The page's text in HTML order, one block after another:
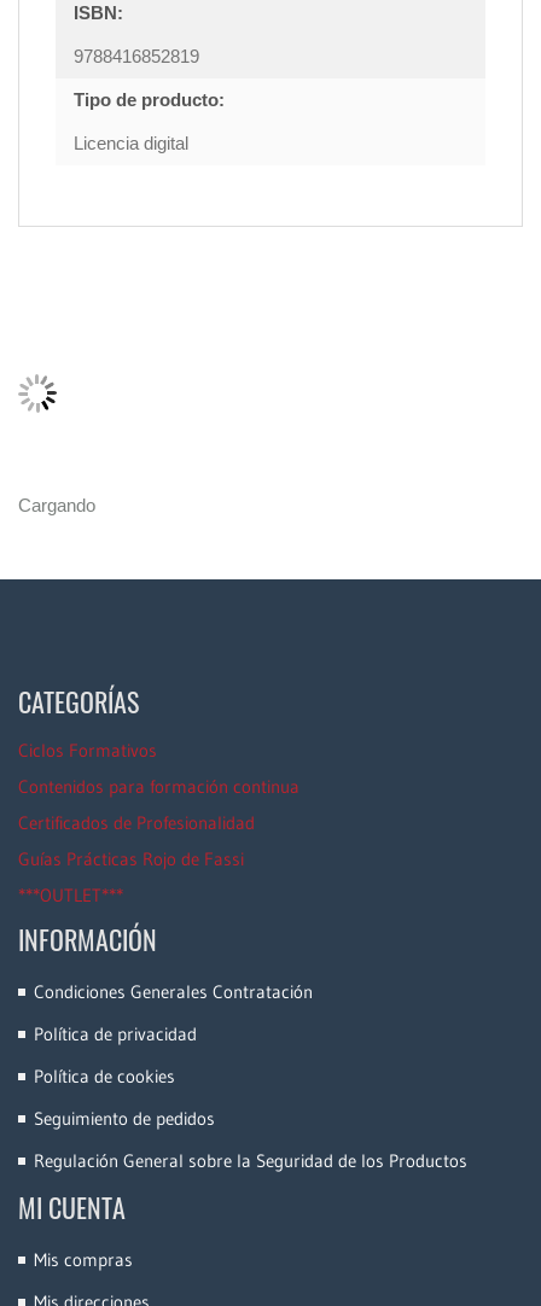
ISBN:
9788416852819
Tipo de producto:
Licencia digital
Cargando
CATEGORÍAS
Ciclos Formativos
Contenidos para formación continua
Certificados de Profesionalidad
Guías Prácticas Rojo de Fassi
***OUTLET***
INFORMACIÓN
Condiciones Generales Contratación
Política de privacidad
Política de cookies
Seguimiento de pedidos
Regulación General sobre la Seguridad de los Productos
MI CUENTA
Mis compras
Mis direcciones